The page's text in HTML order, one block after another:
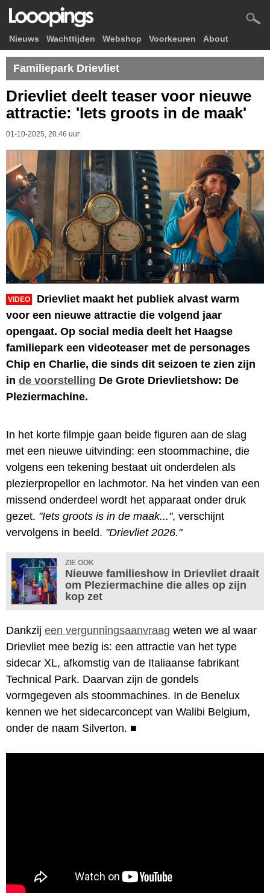
Nieuws Wachttijden Webshop Voorkeuren About
Familiepark Drievliet
Drievliet deelt teaser voor nieuwe
attractie: 'Iets groots in de maak'
01-10-2025, 20.46 uur
VIDEO
Drievliet maakt het publiek alvast warm
voor een nieuwe attractie die volgend jaar
opengaat. Op social media deelt het Haagse
familiepark een videoteaser met de personages
Chip en Charlie, die sinds dit seizoen te zien zijn
in de voorstelling De Grote Drievlietshow: De
Pleziermachine.
In het korte filmpje gaan beide figuren aan de slag
met een nieuwe uitvinding: een stoommachine, die
volgens een tekening bestaat uit onderdelen als
plezierpropellor en lachmotor. Na het vinden van een
missend onderdeel wordt het apparaat onder druk
gezet. "Iets groots is in de maak...", verschijnt
vervolgens in beeld. "Drievliet 2026."
ZIE OOK
Nieuwe familieshow in Drievliet draait
om Pleziermachine die alles op zijn
kop zet
Dankzij een vergunningsaanvraag weten we al waar
Drievliet mee bezig is: een attractie van het type
sidecar XL, afkomstig van de Italiaanse fabrikant
Technical Park. Daarvan zijn de gondels
vormgegeven als stoommachines. In de Benelux
kennen we het sidecarconcept van Walibi Belgium,
onder de naam Silverton. ■